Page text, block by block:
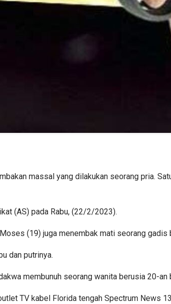
massal yang dilakukan seorang pria.
(AS) pada Rabu, (22/2/2023).
(19) juga menembak mati seorang gadis
dan putrinya.
membunuh seorang wanita berusia 20-an
TV kabel Florida tengah Spectrum News